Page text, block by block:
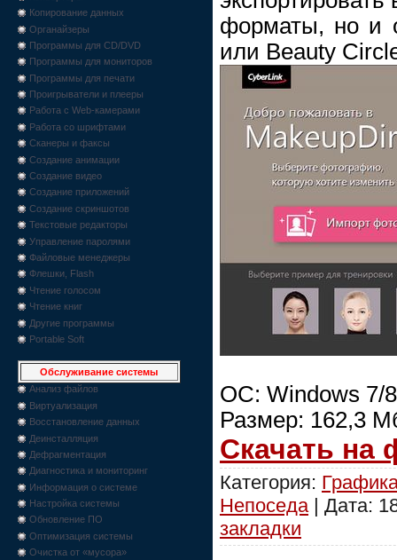
Копирование данных
Органайзеры
Программы для CD/DVD
Программы для мониторов
Программы для печати
Проигрыватели и плееры
Работа с Web-камерами
Работа со шрифтами
Сканеры и факсы
Создание анимации
Создание видео
Создание приложений
Создание скриншотов
Текстовые редакторы
Управление паролями
Файловые менеджеры
Флешки, Flash
Чтение голосом
Чтение книг
Другие программы
Portable Soft
Обслуживание системы
Анализ файлов
Виртуализация
Восстановление данных
Деинсталляция
Дефрагментация
Диагностика и мониторинг
Информация о системе
Настройка системы
Обновление ПО
Оптимизация системы
Очистка от «мусора»
форматы, но и
или Beauty
ОС: Windows 7/
Размер: 162,3
Скачать на
Категория:
Непоседа | Дата:
закладки